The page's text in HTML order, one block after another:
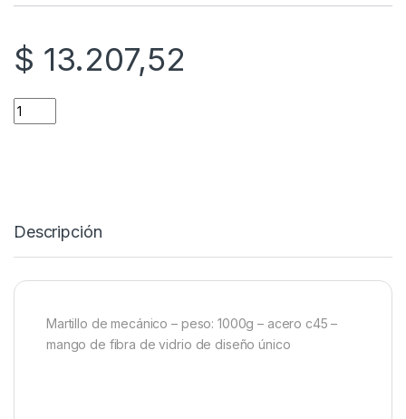
$ 13.207,52
MARTILLO DE MECANICO - 1000G quantity
Descripción
Martillo de mecánico – peso: 1000g – acero c45 –
mango de fibra de vidrio de diseño único